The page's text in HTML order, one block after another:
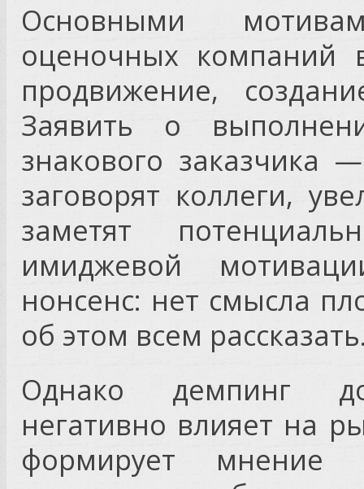
Основными
оценочных компаний
продвижение,
Заявить о
знакового
заговорят коллеги,
заметят
имиджевой
нонсенс: нет смысла
об этом всем
Однако демпинг
негативно влияет на
формирует мнение